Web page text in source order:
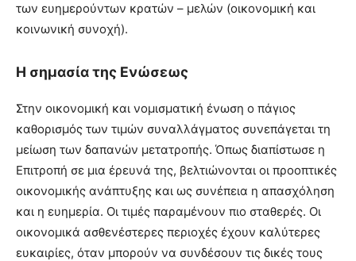
των ευημερούντων κρατών – μελών (οικονομική και
κοινωνική συνοχή).
Η σημασία της Ενώσεως
Στην οικονομική και νομισματική ένωση ο πάγιος
καθορισμός των τιμών συναλλάγματος συνεπάγεται τη
μείωση των δαπανών μετατροπής. Όπως διαπίστωσε η
Επιτροπή σε μια έρευνά της, βελτιώνονται οι προοπτικές
οικονομικής ανάπτυξης και ως συνέπεια η απασχόληση
και η ευημερία. Οι τιμές παραμένουν πιο σταθερές. Οι
οικονομικά ασθενέστερες περιοχές έχουν καλύτερες
ευκαιρίες, όταν μπορούν να συνδέσουν τις δικές τους